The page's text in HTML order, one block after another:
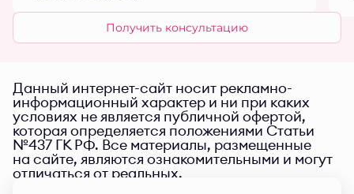
Получить консультацию
Данный интернет-сайт носит рекламно-
информационный характер и ни при каких
условиях не является публичной офертой,
которая определяется положениями Статьи
№437 ГК РФ. Все материалы, размещенные
на сайте, являются ознакомительными и могут
отличаться от реальных.